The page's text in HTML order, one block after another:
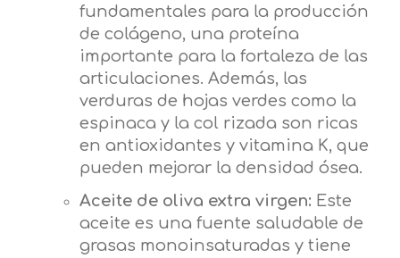
fundamentales para la producción
de colágeno, una proteína
importante para la fortaleza de las
articulaciones. Además, las
verduras de hojas verdes como la
espinaca y la col rizada son ricas
en antioxidantes y vitamina K, que
pueden mejorar la densidad ósea.
Aceite de oliva extra virgen: Este
aceite es una fuente saludable de
grasas monoinsaturadas y tiene